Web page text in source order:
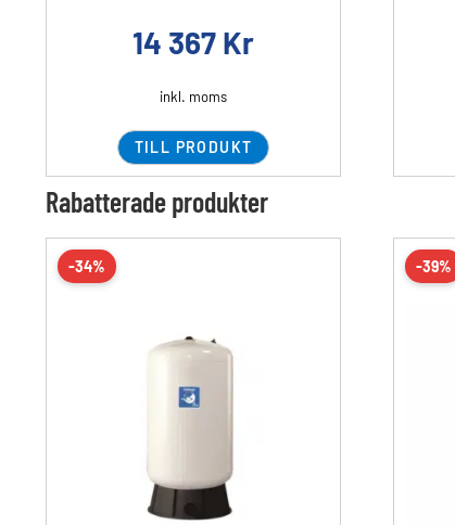
14 367 Kr
inkl. moms
TILL PRODUKT
Rabatterade produkter
-34% -39%